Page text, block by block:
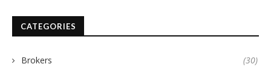
CATEGORIES
Brokers (30)